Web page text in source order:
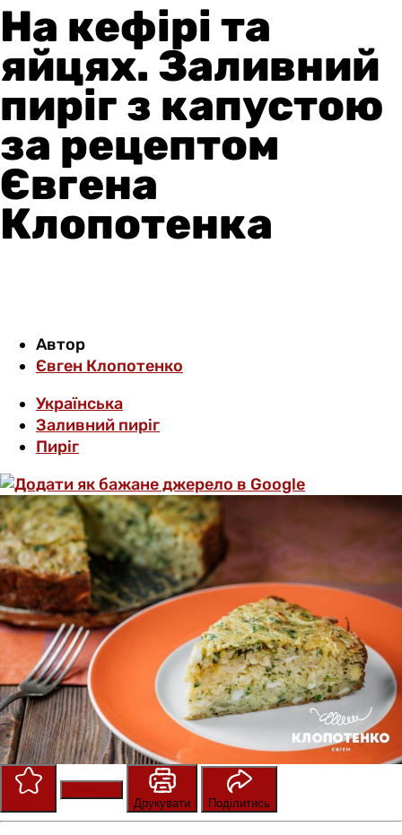
На кефірі та
яйцях. Заливний
пиріг з капустою
за рецептом
Євгена
Клопотенка
Автор
Євген Клопотенко
Українська
Заливний пиріг
Пиріг
Друкувати
Поділитись